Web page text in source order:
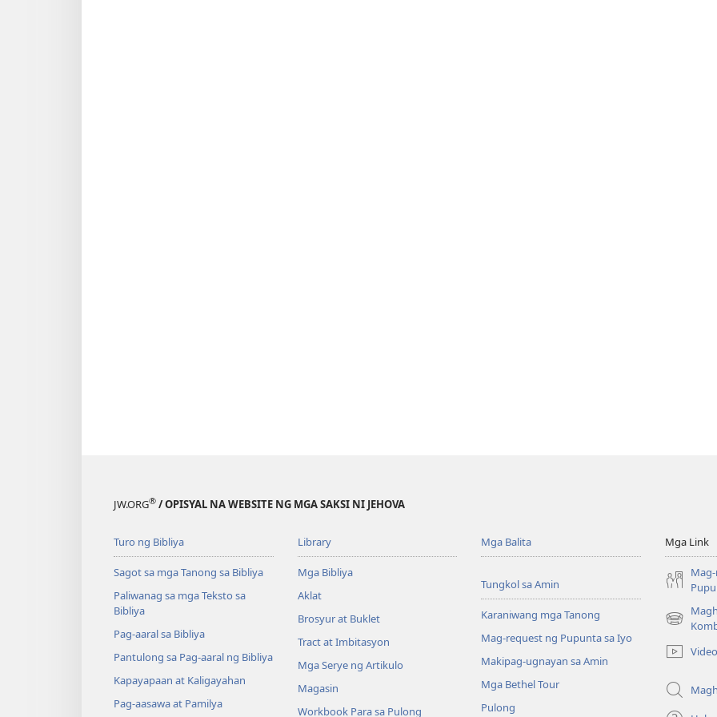
JW.ORG® / OPISYAL NA WEBSITE NG MGA SAKSI NI JEHOVA
Turo ng Bibliya
Sagot sa mga Tanong sa Bibliya
Paliwanag sa mga Teksto sa
Bibliya
Pag-aaral sa Bibliya
Pantulong sa Pag-aaral ng Bibliya
Kapayapaan at Kaligayahan
Pag-aasawa at Pamilya
Library
Mga Bibliya
Aklat
Brosyur at Buklet
Tract at Imbitasyon
Mga Serye ng Artikulo
Magasin
Workbook Para sa Pulong
Mga Balita
Tungkol sa Amin
Karaniwang mga Tanong
Mag-request ng Pupunta sa Iyo
Makipag-ugnayan sa Amin
Mga Bethel Tour
Pulong
Mga Link
(may
na
window)
Video